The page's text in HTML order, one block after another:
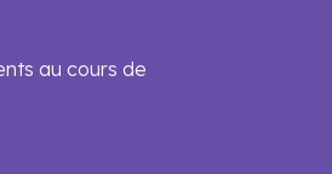
au cours de